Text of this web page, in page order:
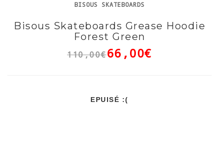
BISOUS SKATEBOARDS
Bisous Skateboards Grease Hoodie
Forest Green
110,00€66,00€
EPUISÉ :(